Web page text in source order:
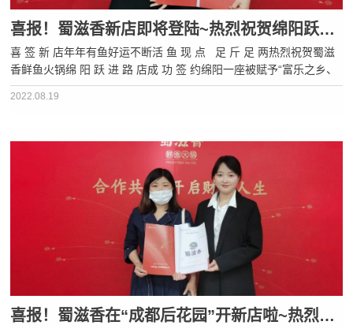
喜报！蜀滋香新店即将登陆~热烈祝贺绵阳跃进路店，成功签约！
喜 签 新 店年年有鱼好运不断活 鱼 现 点 足 斤 足 两热烈祝贺蜀滋
香鲜鱼火锅绵 阳 跃 进 路 店成 功 签 约绵阳一座被赋予“富乐之乡、
西部硅谷”美誉的地方这里有越王楼、窦圌山李白故里、王朗自然保
2022.08.19
喜报！蜀滋香在“成都后花园”开新店啦~热烈祝贺崇州永康西路店，成功签约！